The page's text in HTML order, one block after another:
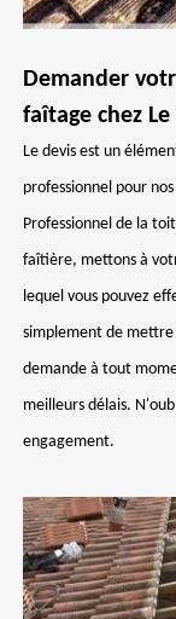
Demander
faîtage chez
Le devis est un
professionnel pour
Professionnel de la
faîtière, mettons à
lequel vous pouvez
simplement de mettre
demande à tout
meilleurs délais.
engagement.